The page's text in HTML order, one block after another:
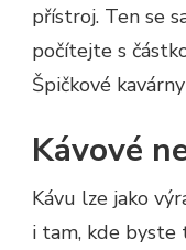
přístroj. Ten se
počítejte s
Špičkové
Kávové
Kávu lze jako
i tam, kde byste